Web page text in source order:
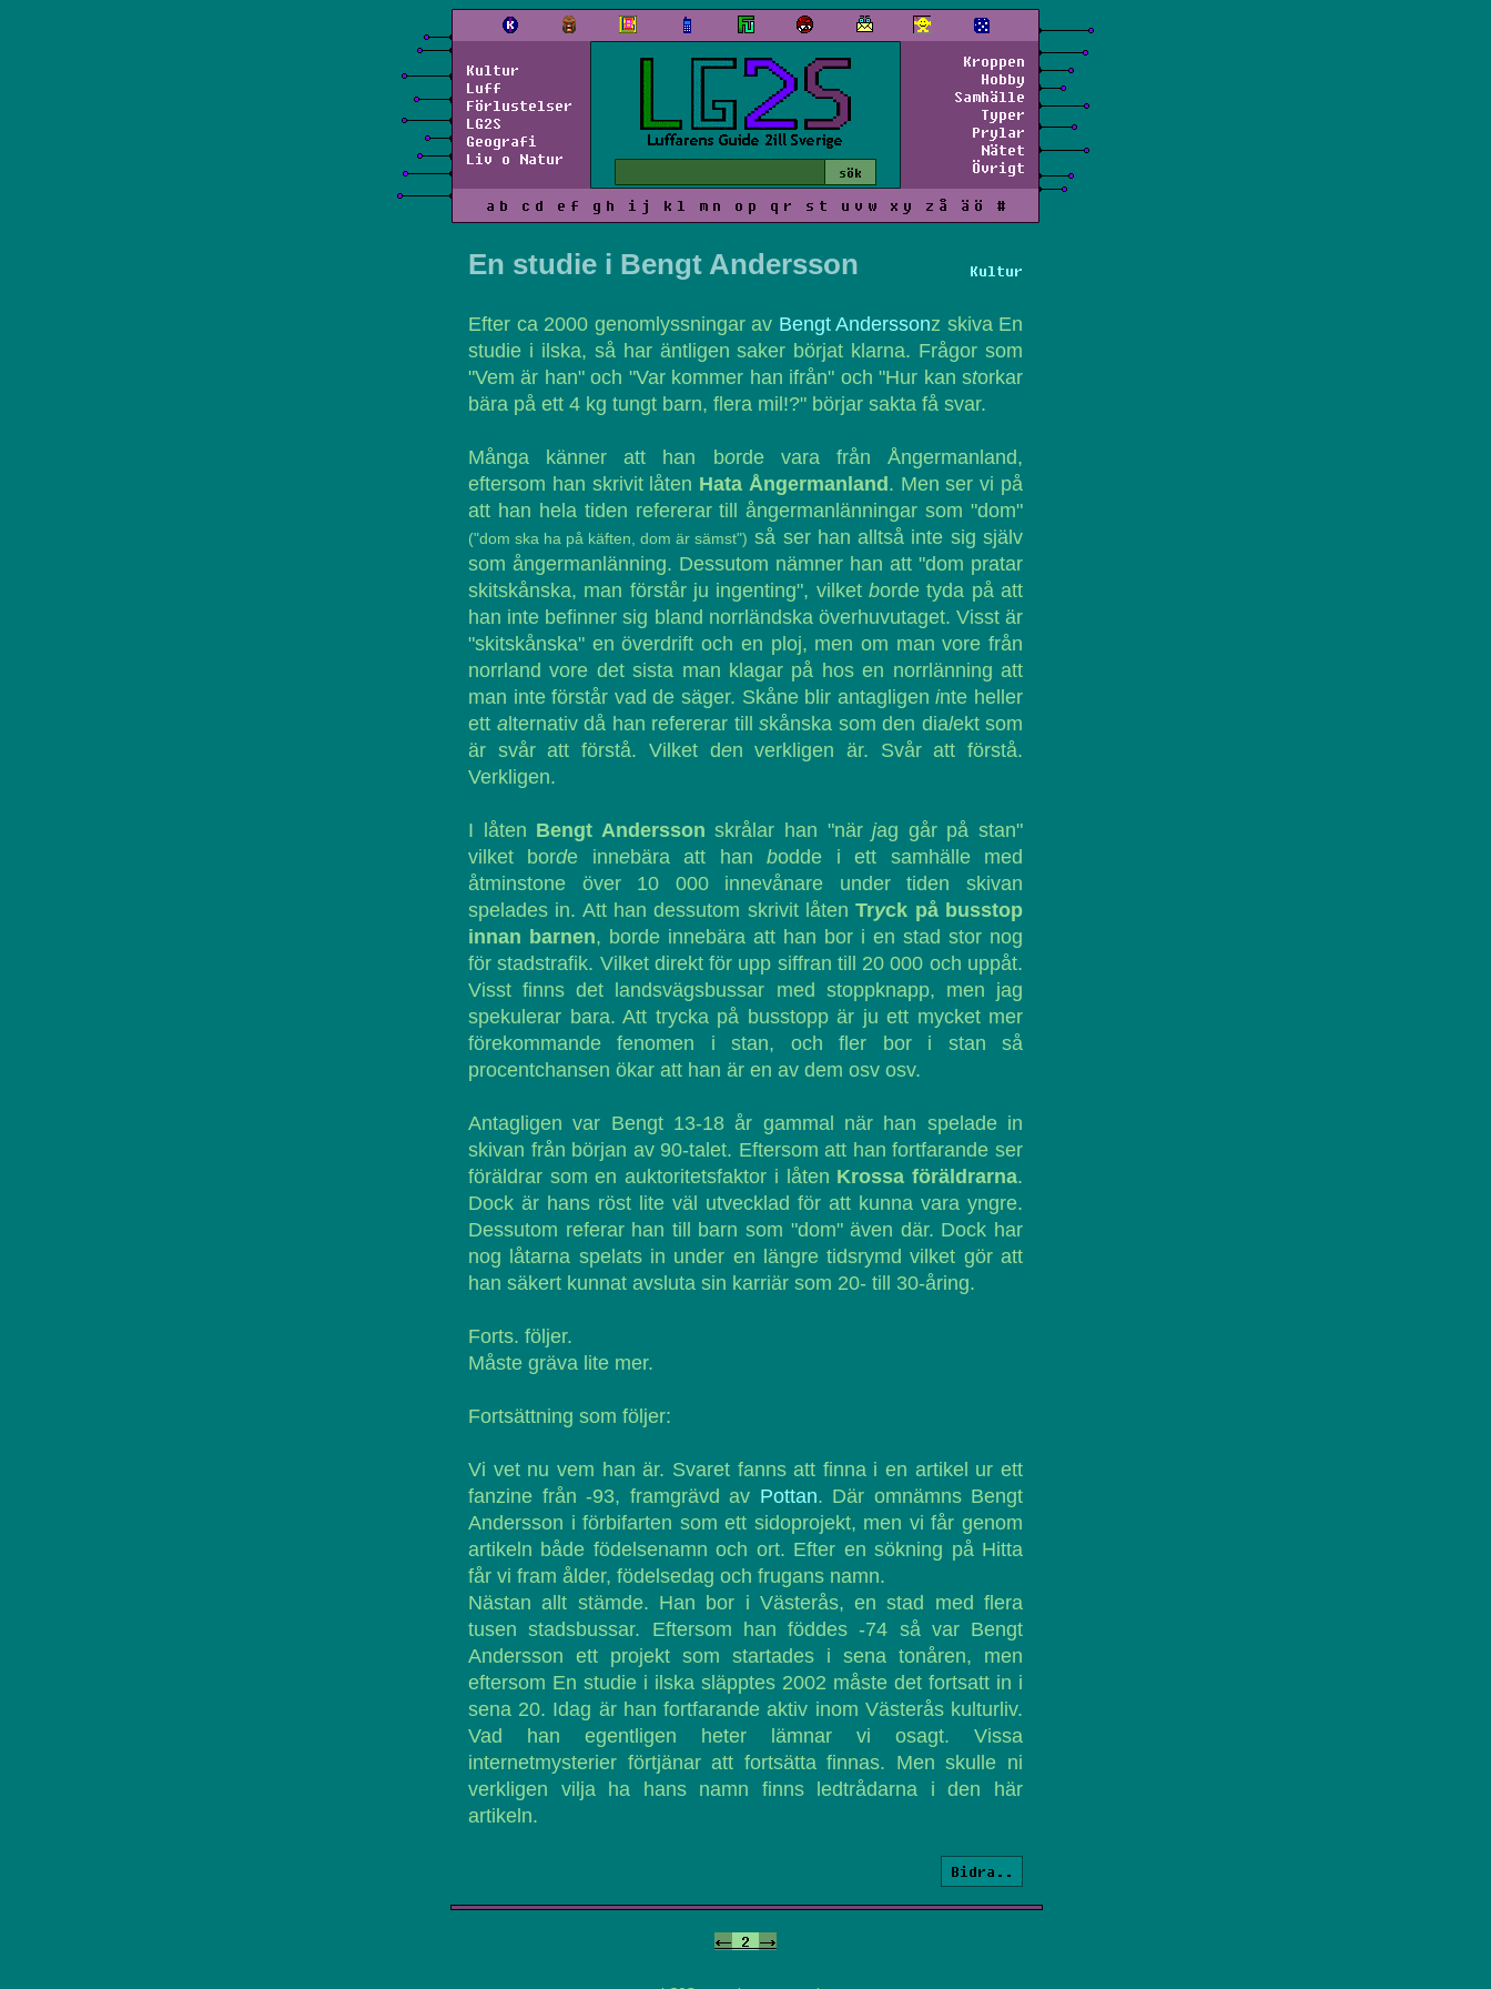
Kultur
Luff
Förlustelser
LG2S
Geografi
Liv o Natur
Kroppen
Hobby
Samhälle
Typer
Prylar
Nätet
Övrigt
a b c d e f g h i j k l m n o p q r s t u v w x y z å ä ö #
Kultur
En studie i Bengt Andersson
Efter ca 2000 genomlyssningar av Bengt Anderssonz skiva En
studie i ilska, så har äntligen saker börjat klarna. Frågor som
"Vem är han" och "Var kommer han ifrån" och "Hur kan storkar
bära på ett 4 kg tungt barn, flera mil!?" börjar sakta få svar.
Många känner att han borde vara från Ångermanland,
eftersom han skrivit låten Hata Ångermanland . Men ser vi på
att han hela tiden refererar till ångermanlänningar som "dom"
("dom ska ha på käften, dom är sämst") så ser han alltså inte sig själv
som ångermanlänning. Dessutom nämner han att "dom pratar
skitskånska, man förstår ju ingenting", vilket borde tyda på att
han inte befinner sig bland norrländska överhuvutaget. Visst är
"skitskånska" en överdrift och en ploj, men om man vore från
norrland vore det sista man klagar på hos en norrlänning att
man inte förstår vad de säger. Skåne blir antagligeninte heller
ett alternativ då han refererar till skånska som den dialekt som
är svår att förstå. Vilket den verkligen är. Svår att förstå.
Verkligen.
I låten Bengt Andersson skrålar han "närjag går på stan"
vilket borde innebära att hanbodde i ett samhälle med
åtminstone över 10 000 innevånare under tiden skivan
spelades in. Att han dessutom skrivit låtenTryck på busstop
innan barnen, borde innebära att han bor i en stad stor nog
för stadstrafik. Vilket direkt för upp siffran till 20 000 och uppåt.
Visst finns det landsvägsbussar med stoppknapp, men jag
spekulerar bara. Att trycka på busstopp är ju ett mycket mer
förekommande fenomen i stan, och fler bor i stan så
procentchansen ökar att han är en av dem osv osv.
Antagligen var Bengt 13-18 år gammal när han spelade in
skivan från början av 90-talet. Eftersom att han fortfarande ser
föräldrar som en auktoritetsfaktor i låten Krossa föräldrarna.
Dock är hans röst lite väl utvecklad för att kunna vara yngre.
Dessutom referar han till barn som "dom" även där. Dock har
nog låtarna spelats in under en längre tidsrymd vilket gör att
han säkert kunnat avsluta sin karriär som 20- till 30-åring.
Forts. följer.
Måste gräva lite mer.
Fortsättning som följer:
Vi vet nu vem han är. Svaret fanns att finna i en artikel ur ett
fanzine från -93, framgrävd av Pottan. Där omnämns Bengt
Andersson i förbifarten som ett sidoprojekt, men vi får genom
artikeln både födelsenamn och ort. Efter en sökning på Hitta
får vi fram ålder, födelsedag och frugans namn.
Nästan allt stämde. Han bor i Västerås, en stad med flera
tusen stadsbussar. Eftersom han föddes -74 så var Bengt
Andersson ett projekt som startades i sena tonåren, men
eftersom En studie i ilska släpptes 2002 måste det fortsatt in i
sena 20. Idag är han fortfarande aktiv inom Västerås kulturliv.
Vad han egentligen heter lämnar vi osagt. Vissa
internetmysterier förtjänar att fortsätta finnas. Men skulle ni
verkligen vilja ha hans namn finns ledtrådarna i den här
artikeln.
Bidra..
<- 2 ->